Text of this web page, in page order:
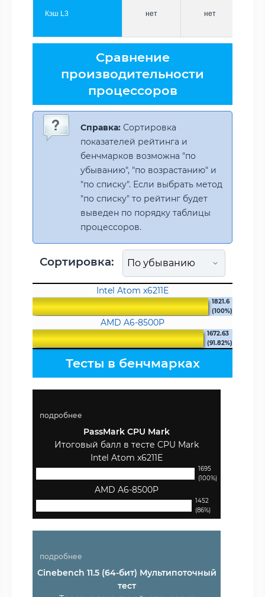
Кэш L3 нет нет
Сравнение
производительности
процессоров
Справка: Сортировка
показателей рейтинга и
бенчмарков возможна "по
убыванию", "по возрастанию" и
"по списку". Если выбрать метод
"по списку" то рейтинг будет
выведен по порядку таблицы
процессоров.
Сортировка:
Intel Atom x6211E
1821.6
(100%)
AMD A6-8500P
1672.63
(91.82%)
Тесты в бенчмарках
подробнее
PassMark CPU Mark
Итоговый балл в тесте CPU Mark
Intel Atom x6211E
1695
(100%)
AMD A6-8500P
1452
(86%)
подробнее
Cinebench 11.5 (64-бит) Мультипоточный
тест